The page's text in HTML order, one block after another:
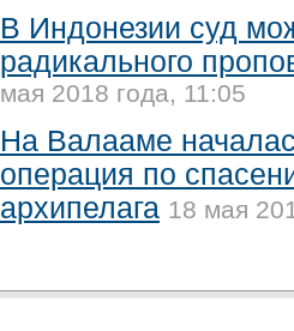
В Индонезии суд
радикального
мая 2018 года, 11:05
На Валааме
операция по
архипелага 18 мая